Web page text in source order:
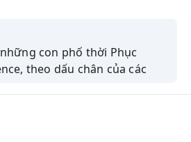
con phố thời Phục
theo dấu chân của các